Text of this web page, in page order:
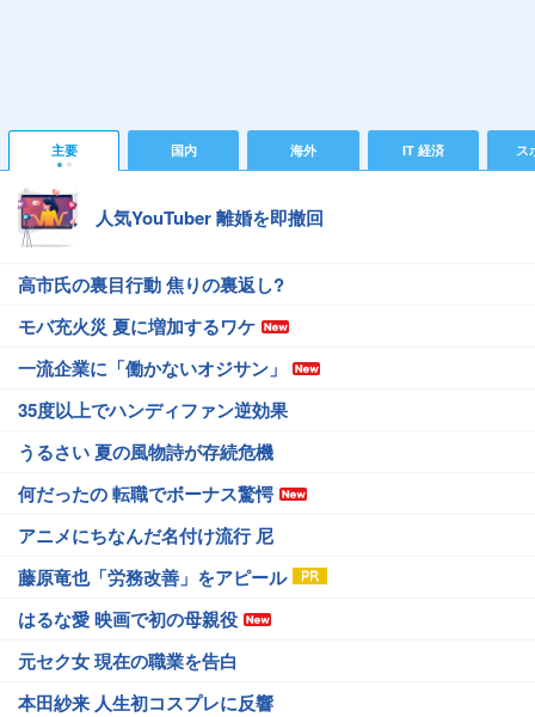
主要 国内 海外 IT 経済 ス
人気YouTuber 離婚を即撤回
高市氏の裏目行動 焦りの裏返し?
モバ充火災 夏に増加するワケ
一流企業に「働かないオジサン」
35度以上でハンディファン逆効果
うるさい 夏の風物詩が存続危機
何だったの 転職でボーナス驚愕
アニメにちなんだ名付け流行 尼
藤原竜也「労務改善」をアピール
はるな愛 映画で初の母親役
元セク女 現在の職業を告白
本田紗来 人生初コスプレに反響